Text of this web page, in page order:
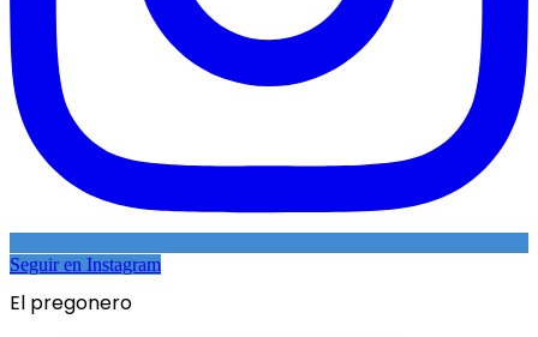
Seguir en Instagram
El pregonero